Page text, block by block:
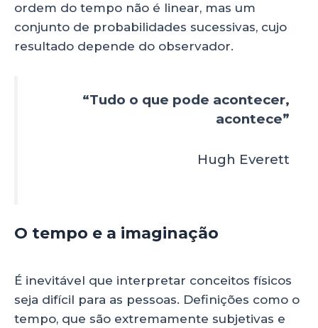
ordem do tempo não é linear, mas um
conjunto de probabilidades sucessivas, cujo
resultado depende do observador.
“Tudo o que pode acontecer,
acontece”
Hugh Everett
O tempo e a imaginação
É inevitável que interpretar conceitos físicos
seja difícil para as pessoas. Definições como o
tempo, que são extremamente subjetivas e